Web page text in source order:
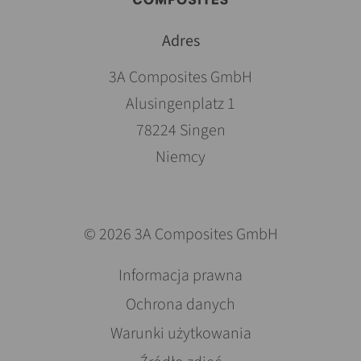
Adres
3A Composites GmbH
Alusingenplatz 1
78224 Singen
Niemcy
© 2026 3A Composites GmbH
Pomiń
nawigacje
Informacja prawna
Ochrona danych
Warunki użytkowania